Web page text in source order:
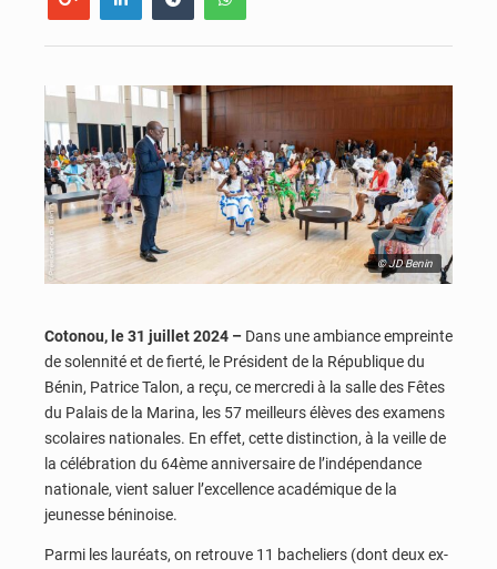
© JD Benin
Cotonou, le 31 juillet 2024 – Dans une ambiance empreinte
de solennité et de fierté, le Président de la République du
Bénin, Patrice Talon, a reçu, ce mercredi à la salle des Fêtes
du Palais de la Marina, les 57 meilleurs élèves des examens
scolaires nationales. En effet, cette distinction, à la veille de
la célébration du 64ème anniversaire de l’indépendance
nationale, vient saluer l’excellence académique de la
jeunesse béninoise.
Parmi les lauréats, on retrouve 11 bacheliers (dont deux ex-